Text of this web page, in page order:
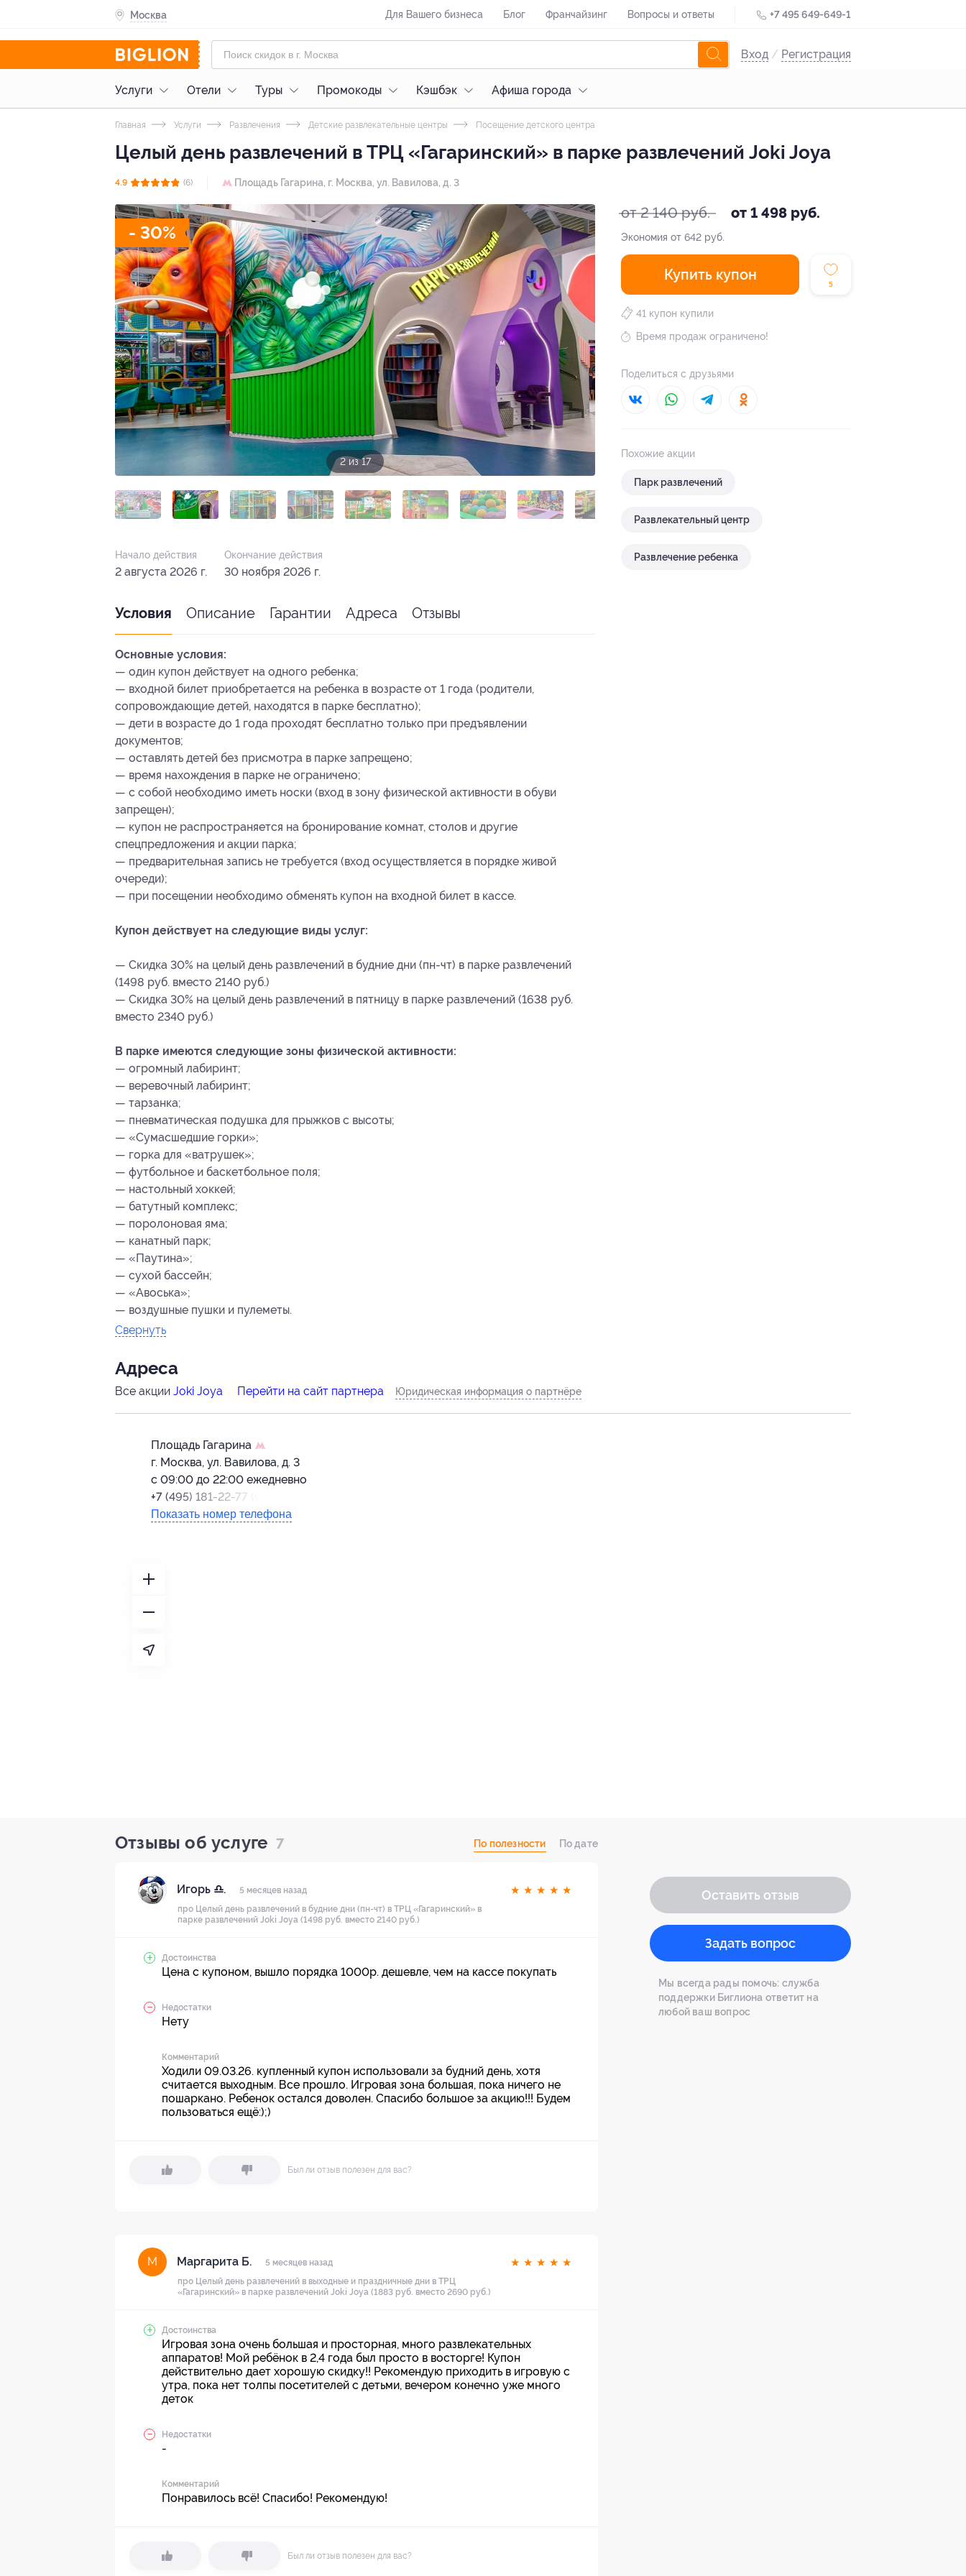
Москва Для Вашего бизнеса Блог Франчайзинг Вопросы и ответы +7 495 649-649-1
Вход / Регистрация
Услуги Отели Туры Промокоды Кэшбэк Афиша города
Главная Услуги Развлечения Детские развлекательные центры Посещение детского центра
Целый день развлечений в ТРЦ «Гагаринский» в парке развлечений Joki Joya
4.9 (6) Площадь Гагарина, г. Москва, ул. Вавилова, д. 3
- 30%
3 из 17
от 2 140 руб. от 1 498 руб.
Экономия от 642 руб.
Купить купон
5
41 купон купили
Время продаж ограничено!
Поделиться с друзьями
Похожие акции
Парк развлечений
Развлекательный центр
Развлечение ребенка
Начало действия
2 августа 2026 г.
Окончание действия
30 ноября 2026 г.
Условия Описание Гарантии Адреса Отзывы
Основные условия:
— один купон действует на одного ребенка;
— входной билет приобретается на ребенка в возрасте от 1 года (родители,
сопровождающие детей, находятся в парке бесплатно);
— дети в возрасте до 1 года проходят бесплатно только при предъявлении
документов;
— оставлять детей без присмотра в парке запрещено;
— время нахождения в парке не ограничено;
— с собой необходимо иметь носки (вход в зону физической активности в обуви
запрещен);
— купон не распространяется на бронирование комнат, столов и другие
спецпредложения и акции парка;
— предварительная запись не требуется (вход осуществляется в порядке живой
очереди);
— при посещении необходимо обменять купон на входной билет в кассе.
Купон действует на следующие виды услуг:
— Скидка 30% на целый день развлечений в будние дни (пн-чт) в парке развлечений
(1498 руб. вместо 2140 руб.)
— Скидка 30% на целый день развлечений в пятницу в парке развлечений (1638 руб.
вместо 2340 руб.)
В парке имеются следующие зоны физической активности:
— огромный лабиринт;
— веревочный лабиринт;
— тарзанка;
— пневматическая подушка для прыжков с высоты;
— «Сумасшедшие горки»;
— горка для «ватрушек»;
— футбольное и баскетбольное поля;
— настольный хоккей;
— батутный комплекс;
— поролоновая яма;
— канатный парк;
— «Паутина»;
— сухой бассейн;
— «Авоська»;
— воздушные пушки и пулеметы.
Свернуть
Адресa
Все акции Joki Joya Перейти на сайт партнера Юридическая информация о партнёре
Площадь Гагарина
г. Москва, ул. Вавилова, д. 3
с 09:00 до 22:00 ежедневно
+7 (495) 181-22-77 (Call-центр)
Показать номер телефона
Отзывы об услуге 7 По полезности По дате
Игорь ♎. 5 месяцев назад ★ ★ ★ ★ ★
про Целый день развлечений в будние дни (пн-чт) в ТРЦ «Гагаринский» в
парке развлечений Joki Joya (1498 руб. вместо 2140 руб.)
Достоинства
Цена с купоном, вышло порядка 1000р. дешевле, чем на кассе покупать
Недостатки
Нету
Комментарий
Ходили 09.03.26. купленный купон использовали за будний день, хотя
считается выходным. Все прошло. Игровая зона большая, пока ничего не
пошаркано. Ребенок остался доволен. Спасибо большое за акцию!!! Будем
пользоваться ещё:);)
Был ли отзыв полезен для вас?
М Маргарита Б. 5 месяцев назад ★ ★ ★ ★ ★
про Целый день развлечений в выходные и праздничные дни в ТРЦ
«Гагаринский» в парке развлечений Joki Joya (1883 руб. вместо 2690 руб.)
Достоинства
Игровая зона очень большая и просторная, много развлекательных
аппаратов! Мой ребёнок в 2,4 года был просто в восторге! Купон
действительно дает хорошую скидку!! Рекомендую приходить в игровую с
утра, пока нет толпы посетителей с детьми, вечером конечно уже много
деток
Недостатки
-
Комментарий
Понравилось всё! Спасибо! Рекомендую!
Был ли отзыв полезен для вас?
Оставить отзыв
Задать вопрос
Мы всегда рады помочь: служба
поддержки Биглиона ответит на
любой ваш вопрос